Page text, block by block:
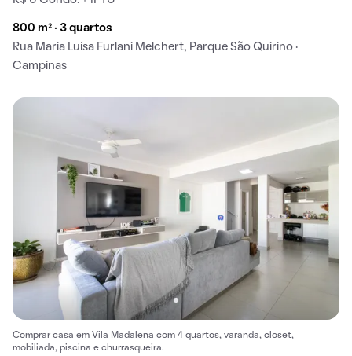
800 m² · 3 quartos
Rua Maria Luísa Furlani Melchert, Parque São Quirino ·
Campinas
Comprar casa em Vila Madalena com 4 quartos, varanda, closet,
mobiliada, piscina e churrasqueira.